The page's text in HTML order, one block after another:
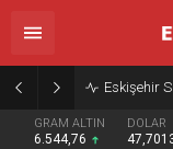
Eskişehir
GRAM ALTIN
6.544,76
DOLAR